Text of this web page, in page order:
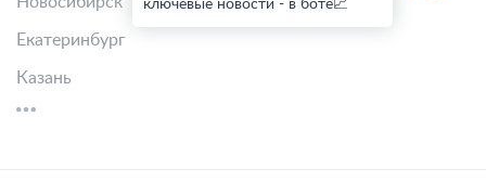
Екатеринбург
Казань
ключевые новости - в боте📈